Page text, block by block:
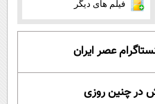
فیلم های دیگر
عصر ایران